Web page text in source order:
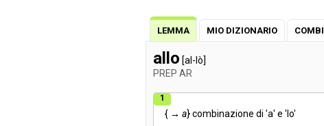
LEMMA MIO DIZIONARIO
allo [al-lò]
PREP AR
1
{ → a}combinazione di 'a' e 'lo'